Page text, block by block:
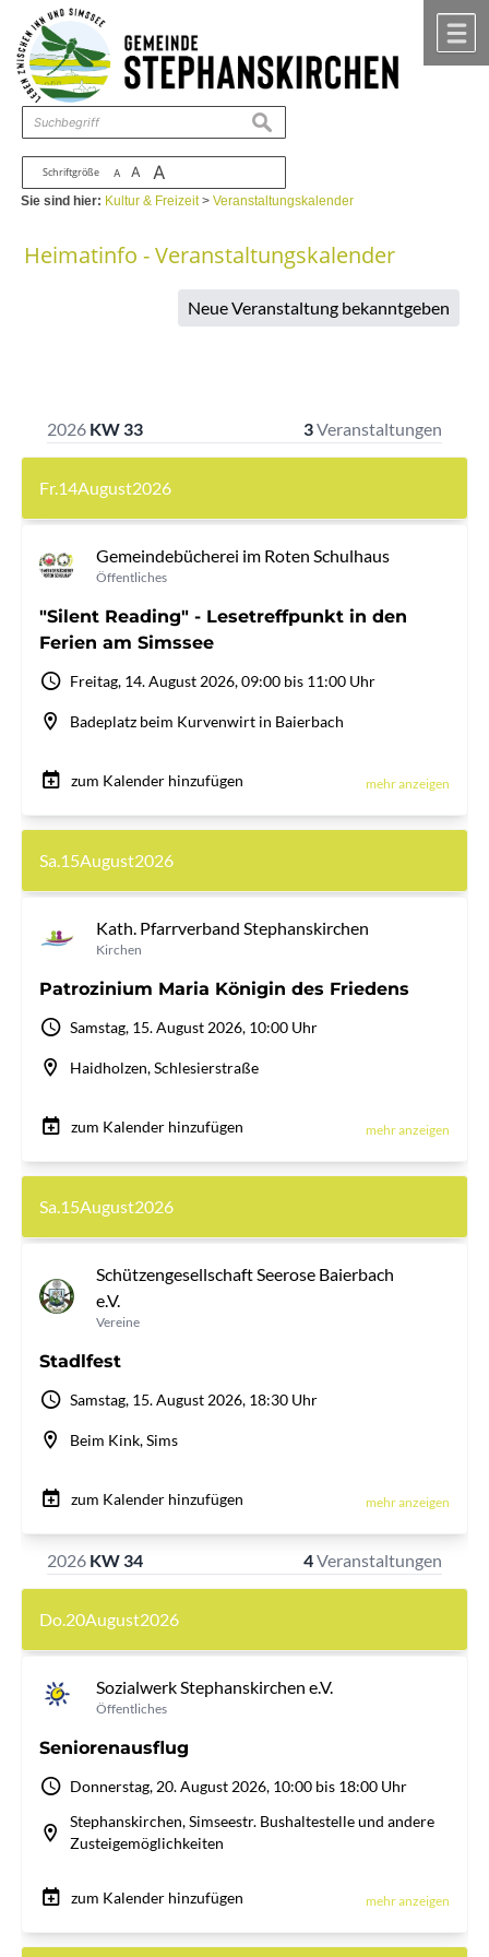
Zum Inhalt ,zur Navigation
Schriftgröße A A A
suchen
Sie sind hier: Kultur & Freizeit>Veranstaltungskalender
Heimatinfo - Veranstaltungskalender